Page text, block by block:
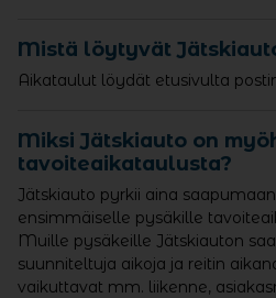
Mistä löytyvät
Aikataulut löydät etusivulta
Miksi Jätskiauto on
tavoiteaikataulusta?
Jätskiauto pyrkii aina
ensimmäiselle pysäkille
Muille pysäkeille Jätskiauton
suunniteltuja aikoja ja reitin
vaikuttavat mm. liikenne,